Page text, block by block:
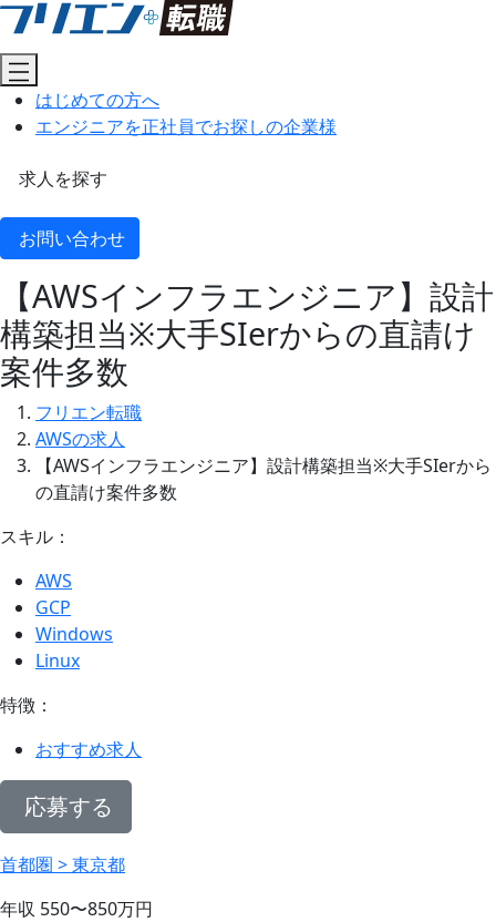
はじめての方へ
エンジニアを正社員でお探しの企業様
求人を探す
お問い合わせ
【AWSインフラエンジニア】設計
構築担当※大手SIerからの直請け
案件多数
フリエン転職
AWSの求人
【AWSインフラエンジニア】設計構築担当※大手SIerから
の直請け案件多数
スキル：
AWS
GCP
Windows
Linux
特徴：
おすすめ求人
応募する
首都圏 > 東京都
年収 550〜850万円